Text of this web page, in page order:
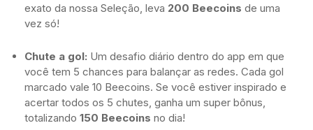
exato da nossa Seleção, leva 200 Beecoins de uma
vez só!
Chute a gol: Um desafio diário dentro do app em que
você tem 5 chances para balançar as redes. Cada gol
marcado vale 10 Beecoins. Se você estiver inspirado e
acertar todos os 5 chutes, ganha um super bônus,
totalizando 150 Beecoins no dia!